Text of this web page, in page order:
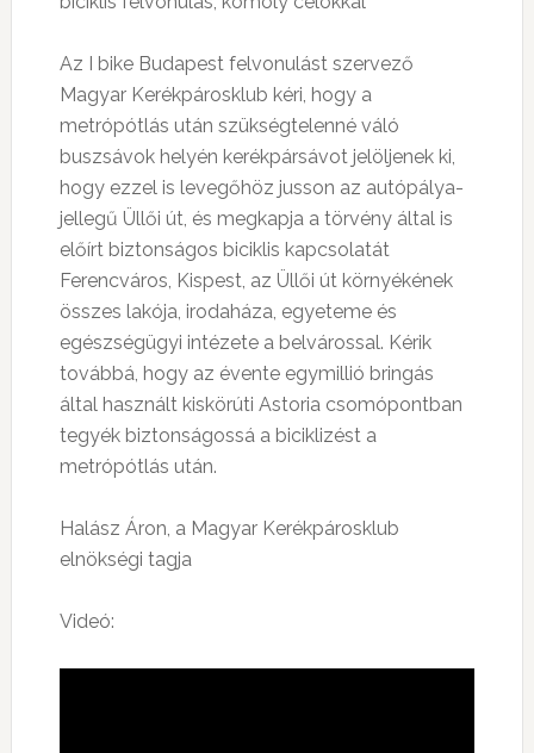
Az I bike Budapest felvonulást szervező
Magyar Kerékpárosklub kéri, hogy a
metrópótlás után szükségtelenné váló
buszsávok helyén kerékpársávot jelöljenek ki,
hogy ezzel is levegőhöz jusson az autópálya-
jellegű Üllői út, és megkapja a törvény által is
előírt biztonságos biciklis kapcsolatát
Ferencváros, Kispest, az Üllői út környékének
összes lakója, irodaháza, egyeteme és
egészségügyi intézete a belvárossal. Kérik
továbbá, hogy az évente egymillió bringás
által használt kiskörúti Astoria csomópontban
tegyék biztonságossá a biciklizést a
metrópótlás után.
Halász Áron, a Magyar Kerékpárosklub
elnökségi tagja
Videó: